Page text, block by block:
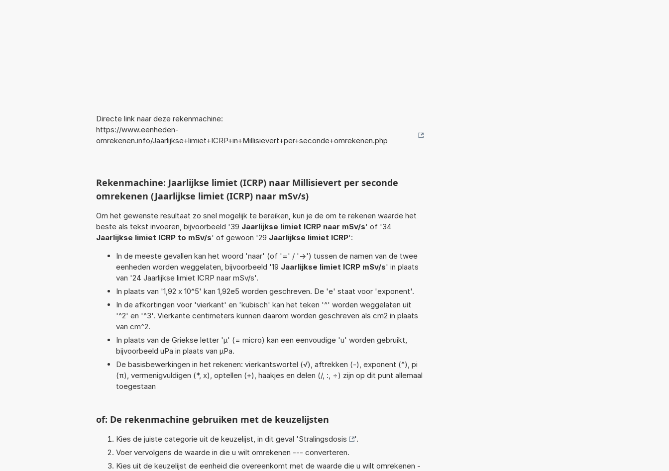
Directe link naar deze rekenmachine:
https://www.eenheden-
omrekenen.info/Jaarlijkse+limiet+ICRP+in+Millisievert+per+seconde+omrekenen.php
Rekenmachine: Jaarlijkse limiet (ICRP) naar Millisievert per seconde
omrekenen (Jaarlijkse limiet (ICRP) naar mSv/s)
Om het gewenste resultaat zo snel mogelijk te bereiken, kun je de om te rekenen waarde het
beste als tekst invoeren, bijvoorbeeld '39 Jaarlijkse limiet ICRP naar mSv/s' of '34
Jaarlijkse limiet ICRP to mSv/s' of gewoon '29 Jaarlijkse limiet ICRP':
In de meeste gevallen kan het woord 'naar' (of '=' / '->') tussen de namen van de twee
eenheden worden weggelaten, bijvoorbeeld '19 Jaarlijkse limiet ICRP mSv/s' in plaats
van '24 Jaarlijkse limiet ICRP naar mSv/s'.
In plaats van '1,92 x 10^5' kan 1,92e5 worden geschreven. De 'e' staat voor 'exponent'.
In de afkortingen voor 'vierkant' en 'kubisch' kan het teken '^' worden weggelaten uit
'^2' en '^3'. Vierkante centimeters kunnen daarom worden geschreven als cm2 in plaats
van cm^2.
In plaats van de Griekse letter 'µ' (= micro) kan een eenvoudige 'u' worden gebruikt,
bijvoorbeeld uPa in plaats van µPa.
De basisbewerkingen in het rekenen: vierkantswortel (√), aftrekken (-), exponent (^), pi
(π), vermenigvuldigen (*, x), optellen (+), haakjes en delen (/, :, ÷) zijn op dit punt allemaal
toegestaan
of: De rekenmachine gebruiken met de keuzelijsten
Kies de juiste categorie uit de keuzelijst, in dit geval 'Stralingsdosis
'.
Voer vervolgens de waarde in die u wilt omrekenen --- converteren.
Kies uit de keuzelijst de eenheid die overeenkomt met de waarde die u wilt omrekenen -